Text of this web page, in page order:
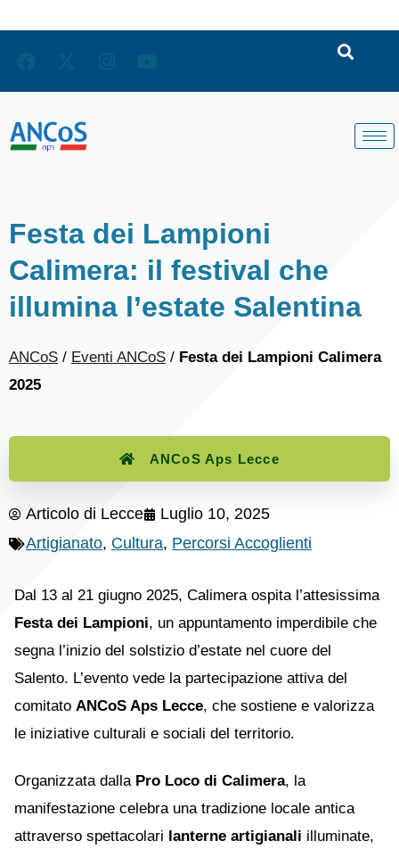
Festa dei Lampioni
Calimera: il festival che
illumina l’estate Salentina
ANCoS / Eventi ANCoS / Festa dei Lampioni Calimera
2025
ANCoS Aps Lecce
Articolo di Lecce
Luglio 10, 2025
Artigianato, Cultura, Percorsi Accoglienti
Dal 13 al 21 giugno 2025, Calimera ospita l’attesissima
Festa dei Lampioni, un appuntamento imperdibile che
segna l’inizio del solstizio d’estate nel cuore del
Salento. L’evento vede la partecipazione attiva del
comitato ANCoS Aps Lecce, che sostiene e valorizza
le iniziative culturali e sociali del territorio.
Organizzata dalla Pro Loco di Calimera, la
manifestazione celebra una tradizione locale antica
attraverso spettacolari lanterne artigianali illuminate,